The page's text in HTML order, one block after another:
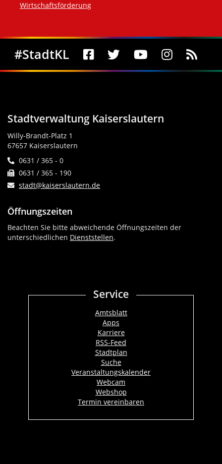
Wirtschaftsförderung
Social Media
#StadtKL
Stadtverwaltung Kaiserslautern
Willy-Brandt-Platz 1
67657 Kaiserslautern
0631 / 365 - 0
0631 / 365 - 190
stadt@kaiserslautern.de
Öffnungszeiten
Beachten Sie bitte abweichende Öffnungszeiten der
unterschiedlichen Dienststellen.
Service
Amtsblatt
Apps
Karriere
RSS-Feed
Stadtplan
Suche
Veranstaltungskalender
Webcam
Webshop
Termin vereinbaren